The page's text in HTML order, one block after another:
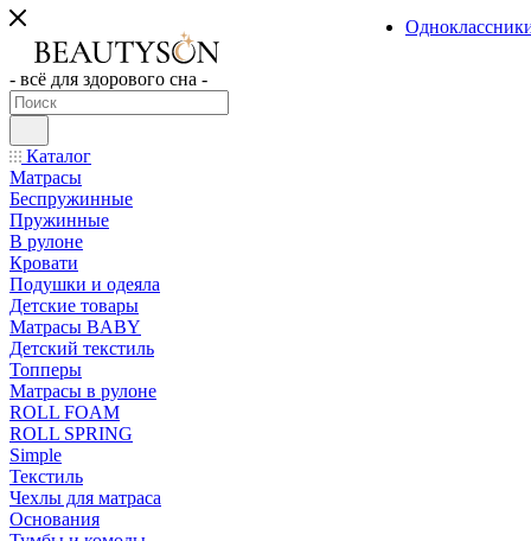
- всё для здорового сна -
Каталог
Матрасы
Беспружинные
Пружинные
В рулоне
Кровати
Подушки и одеяла
Детские товары
Матрасы BABY
Детский текстиль
Топперы
Матрасы в рулоне
ROLL FOAM
ROLL SPRING
Simple
Текстиль
Чехлы для матраса
Основания